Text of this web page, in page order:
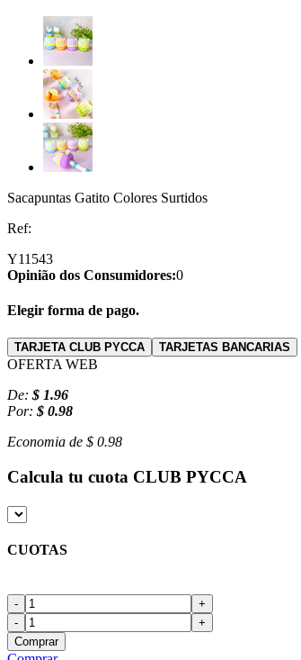
Sacapuntas Gatito Colores Surtidos
Ref:
Y11543
Opinião dos Consumidores:0
Elegir forma de pago.
TARJETA CLUB PYCCA TARJETAS BANCARIAS
OFERTA WEB
De: $ 1.96
Por: $ 0.98
Economia de $ 0.98
Calcula tu cuota CLUB PYCCA
CUOTAS
-
+
-
+
Comprar